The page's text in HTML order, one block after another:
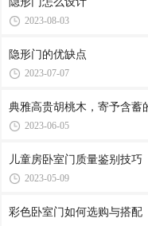
2023-08-03
隐形门的优缺点
2023-07-07
典雅高贵胡桃木，寄予含蓄
2023-06-05
儿童房卧室门质量鉴别技巧
2023-05-09
彩色卧室门如何选购与搭配